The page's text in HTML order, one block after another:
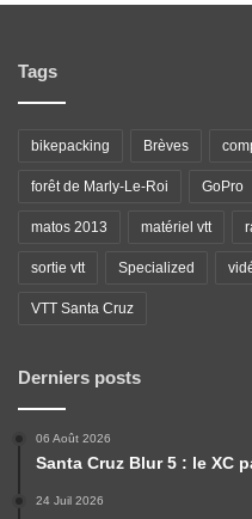
Tags
bikepacking Brèves
forêt de Marly-Le-Roi GoPro
matos 2013 matériel vtt
sortie vtt Specialized
VTT Santa Cruz
Derniers posts
06 Août 2026
Santa Cruz Blur 5 : le XC
24 Juil 2026